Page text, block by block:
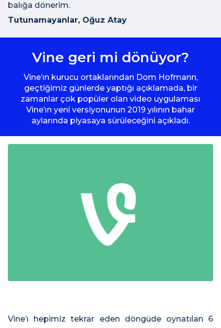
balığa dönerim.
Tutunamayanlar, Oğuz Atay
Vine geri mi dönüyor?
Vine’ın kurucu ortaklarından Dom Hofmann,
geçtiğimiz günlerde yaptığı açıklamada, bir
zamanlar çok popüler olan video uygulaması
Vine’ın yeni versiyonunun 2019 yılının bahar
aylarında piyasaya sürüleceğini açıkladı.
Vine’ı hepimiz tekrar eden döngüde oynatılan 6